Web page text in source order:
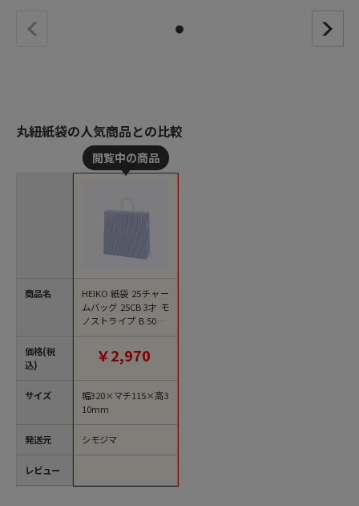
丸紐紙袋の人気商品との比較
商品名
価格(税
込)
サイズ
発送元
レビュー
HEIKO 紙袋 25チャー
ムバッグ 25CB 3才 モ
ノストライプ B 50枚/
袋
￥2,970
幅320×マチ115×高3
10mm
シモジマ